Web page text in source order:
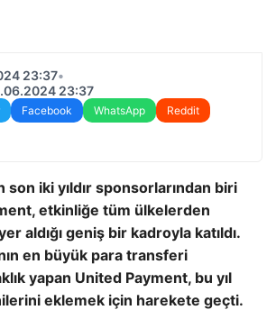
23:37•
23:37
Facebook WhatsApp
Reddit
iki yıldır sponsorlarından biri
etkinliğe tüm ülkelerden
aldığı geniş bir kadroyla katıldı.
en büyük para transferi
yapan United Payment, bu yıl
eklemek için harekete geçti.